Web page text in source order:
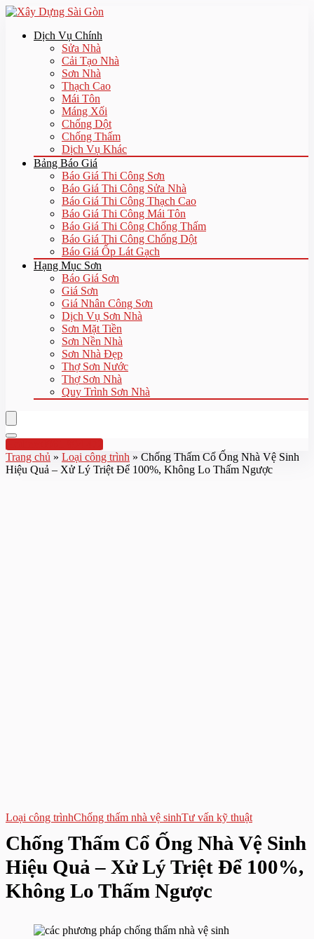
Dịch Vụ Chính
Sửa Nhà
Cải Tạo Nhà
Sơn Nhà
Thạch Cao
Mái Tôn
Máng Xối
Chống Dột
Chống Thấm
Dịch Vụ Khác
Bảng Báo Giá
Báo Giá Thi Công Sơn
Báo Giá Thi Công Sửa Nhà
Báo Giá Thi Công Thạch Cao
Báo Giá Thi Công Mái Tôn
Báo Giá Thi Công Chống Thấm
Báo Giá Thi Công Chống Dột
Báo Giá Ốp Lát Gạch
Hạng Mục Sơn
Báo Giá Sơn
Giá Sơn
Giá Nhân Công Sơn
Dịch Vụ Sơn Nhà
Sơn Mặt Tiền
Sơn Nền Nhà
Sơn Nhà Đẹp
Thợ Sơn Nước
Thợ Sơn Nhà
Quy Trình Sơn Nhà
Hotline:0961 894 472
Trang chủ » Loại công trình » Chống Thấm Cổ Ống Nhà Vệ Sinh
Hiệu Quả – Xử Lý Triệt Để 100%, Không Lo Thấm Ngược
Loại công trìnhChống thấm nhà vệ sinhTư vấn kỹ thuật
Chống Thấm Cổ Ống Nhà Vệ Sinh
Hiệu Quả – Xử Lý Triệt Để 100%,
Không Lo Thấm Ngược